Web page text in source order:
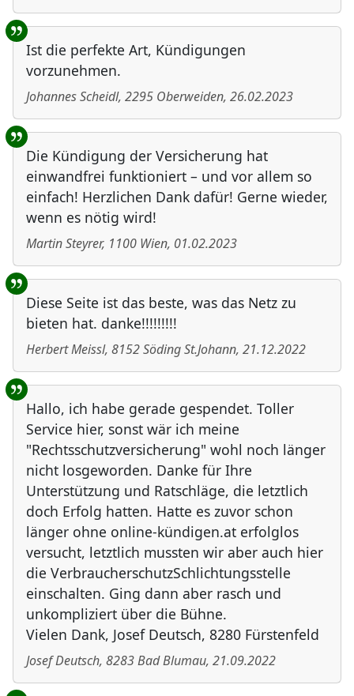
Ist die perfekte Art, Kündigungen
vorzunehmen.
Johannes Scheidl, 2295 Oberweiden, 26.02.2023
Die Kündigung der Versicherung hat
einwandfrei funktioniert – und vor allem so
einfach! Herzlichen Dank dafür! Gerne wieder,
wenn es nötig wird!
Martin Steyrer, 1100 Wien, 01.02.2023
Diese Seite ist das beste, was das Netz zu
bieten hat. danke!!!!!!!!!
Herbert Meissl, 8152Söding St.Johann, 21.12.2022
Hallo, ich habe gerade gespendet. Toller
Service hier, sonst wär ich meine
"Rechtsschutzversicherung" wohl noch länger
nicht losgeworden. Danke für Ihre
Unterstützung und Ratschläge, die letztlich
doch Erfolg hatten. Hatte es zuvor schon
länger ohne online-kündigen.at erfolglos
versucht, letztlich mussten wir aber auch hier
die VerbraucherschutzSchlichtungsstelle
einschalten. Ging dann aber rasch und
unkompliziert über die Bühne.
Vielen Dank, Josef Deutsch, 8280 Fürstenfeld
Josef Deutsch, 8283Bad Blumau, 21.09.2022